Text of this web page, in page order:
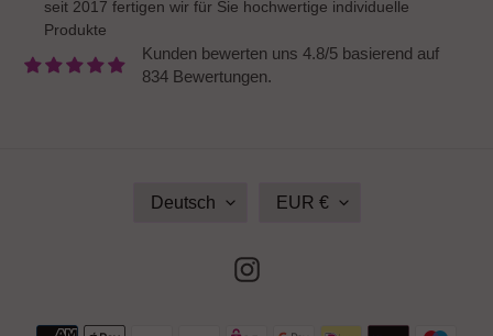
seit 2017 fertigen wir für Sie hochwertige individuelle
Produkte
Kunden bewerten uns 4.8/5 basierend auf
834 Bewertungen.
Deutsch W
R
U
EUR €
Instagram
Zahlungsmethoden